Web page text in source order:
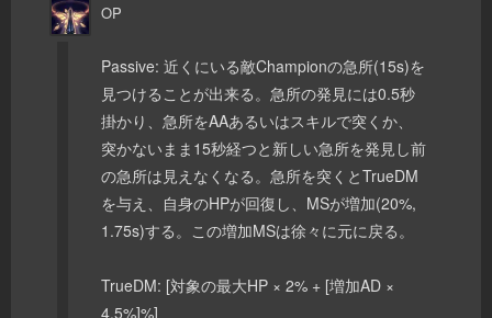
OP
Passive: 近くにいる敵Championの急所(15s)を
見つけることが出来る。急所の発見には0.5秒
掛かり、急所をAAあるいはスキルで突くか、
突かないまま15秒経つと新しい急所を発見し前
の急所は見えなくなる。急所を突くとTrueDM
を与え、自身のHPが回復し、MSが増加(20%,
1.75s)する。この増加MSは徐々に元に戻る。
TrueDM: [対象の最大HP × 2% + [増加AD ×
4.5%]%]